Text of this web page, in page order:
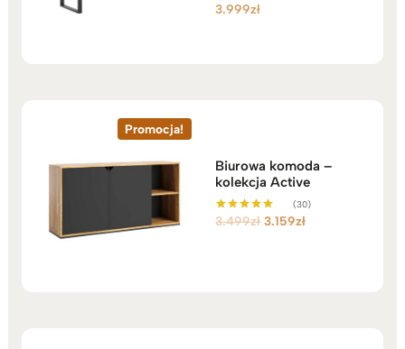
Oceniono
3.999zł
Promocja!
Biurowa komoda –
kolekcja Active
Oceniono
(30)
3.499zł Pierwotna
3.159złAktualna